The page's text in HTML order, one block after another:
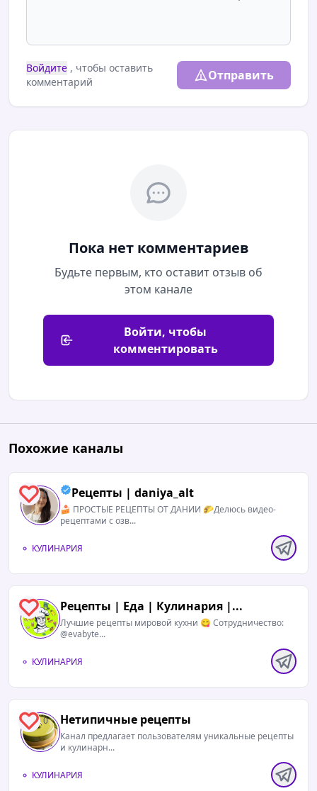
Войдите , чтобы оставить
комментарий
Отправить
Пока нет комментариев
Будьте первым, кто оставит отзыв об
этом канале
Войти, чтобы
комментировать
Похожие каналы
0 Рецепты | daniya_alt
🍰 ПРОСТЫЕ РЕЦЕПТЫ ОТ ДАНИИ 🌮Делюсь видео-
рецептами с озв...
КУЛИНАРИЯ
0 Рецепты | Еда | Кулинария |...
Лучшие рецепты мировой кухни 😋 Сотрудничество:
@evabyte...
КУЛИНАРИЯ
0 Нетипичные рецепты
Канал предлагает пользователям уникальные рецепты
и кулинарн...
КУЛИНАРИЯ